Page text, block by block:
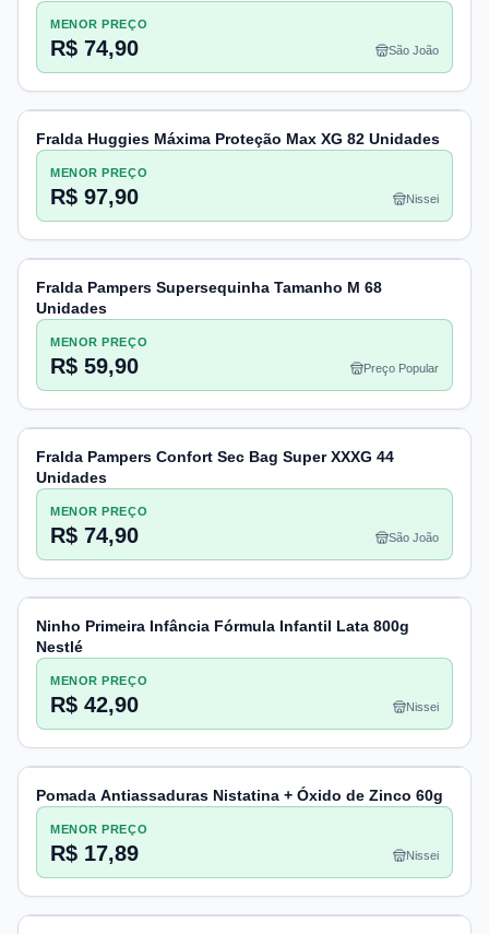
MENOR PREÇO
R$ 74,90 São João
Fralda Huggies Máxima Proteção Max XG 82 Unidades
MENOR PREÇO
R$ 97,90 Nissei
Fralda Pampers Supersequinha Tamanho M 68
Unidades
MENOR PREÇO
R$ 59,90 Preço Popular
Fralda Pampers Confort Sec Bag Super XXXG 44
Unidades
MENOR PREÇO
R$ 74,90 São João
Ninho Primeira Infância Fórmula Infantil Lata 800g
Nestlé
MENOR PREÇO
R$ 42,90 Nissei
Pomada Antiassaduras Nistatina + Óxido de Zinco 60g
MENOR PREÇO
R$ 17,89 Nissei